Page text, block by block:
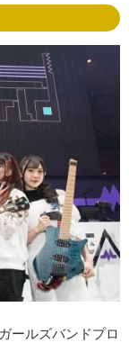
ールズバンドプロ